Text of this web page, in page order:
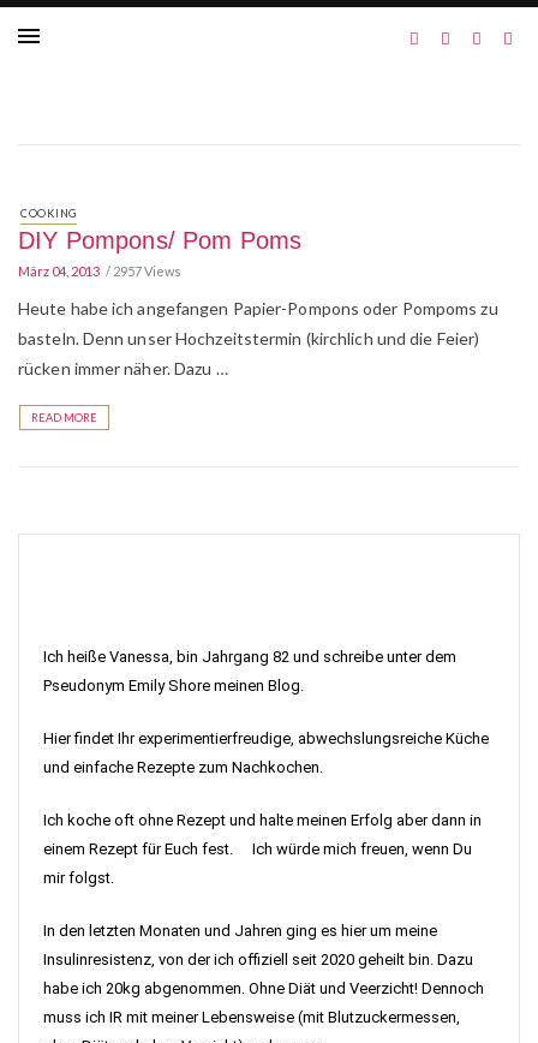
COOKING
DIY Pompons/ Pom Poms
März 04, 2013 2957 Views
Heute habe ich angefangen Papier-Pompons oder Pompoms zu
basteln. Denn unser Hochzeitstermin (kirchlich und die Feier)
rücken immer näher. Dazu …
READ MORE
Ich heiße Vanessa, bin Jahrgang 82 und schreibe unter dem
Pseudonym Emily Shore meinen Blog.
Hier findet Ihr experimentierfreudige, abwechslungsreiche Küche
und einfache Rezepte zum Nachkochen.
Ich koche oft ohne Rezept und halte meinen Erfolg aber dann in
einem Rezept für Euch fest. Ich würde mich freuen, wenn Du
mir folgst.
In den letzten Monaten und Jahren ging es hier um meine
Insulinresistenz, von der ich offiziell seit 2020 geheilt bin. Dazu
habe ich 20kg abgenommen. Ohne Diät und Veerzicht! Dennoch
muss ich IR mit meiner Lebensweise (mit Blutzuckermessen,